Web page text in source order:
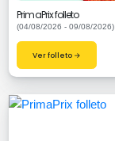
PrimaPrix folleto
(04/08/2026 - 09/08/2026)
Ver folleto →